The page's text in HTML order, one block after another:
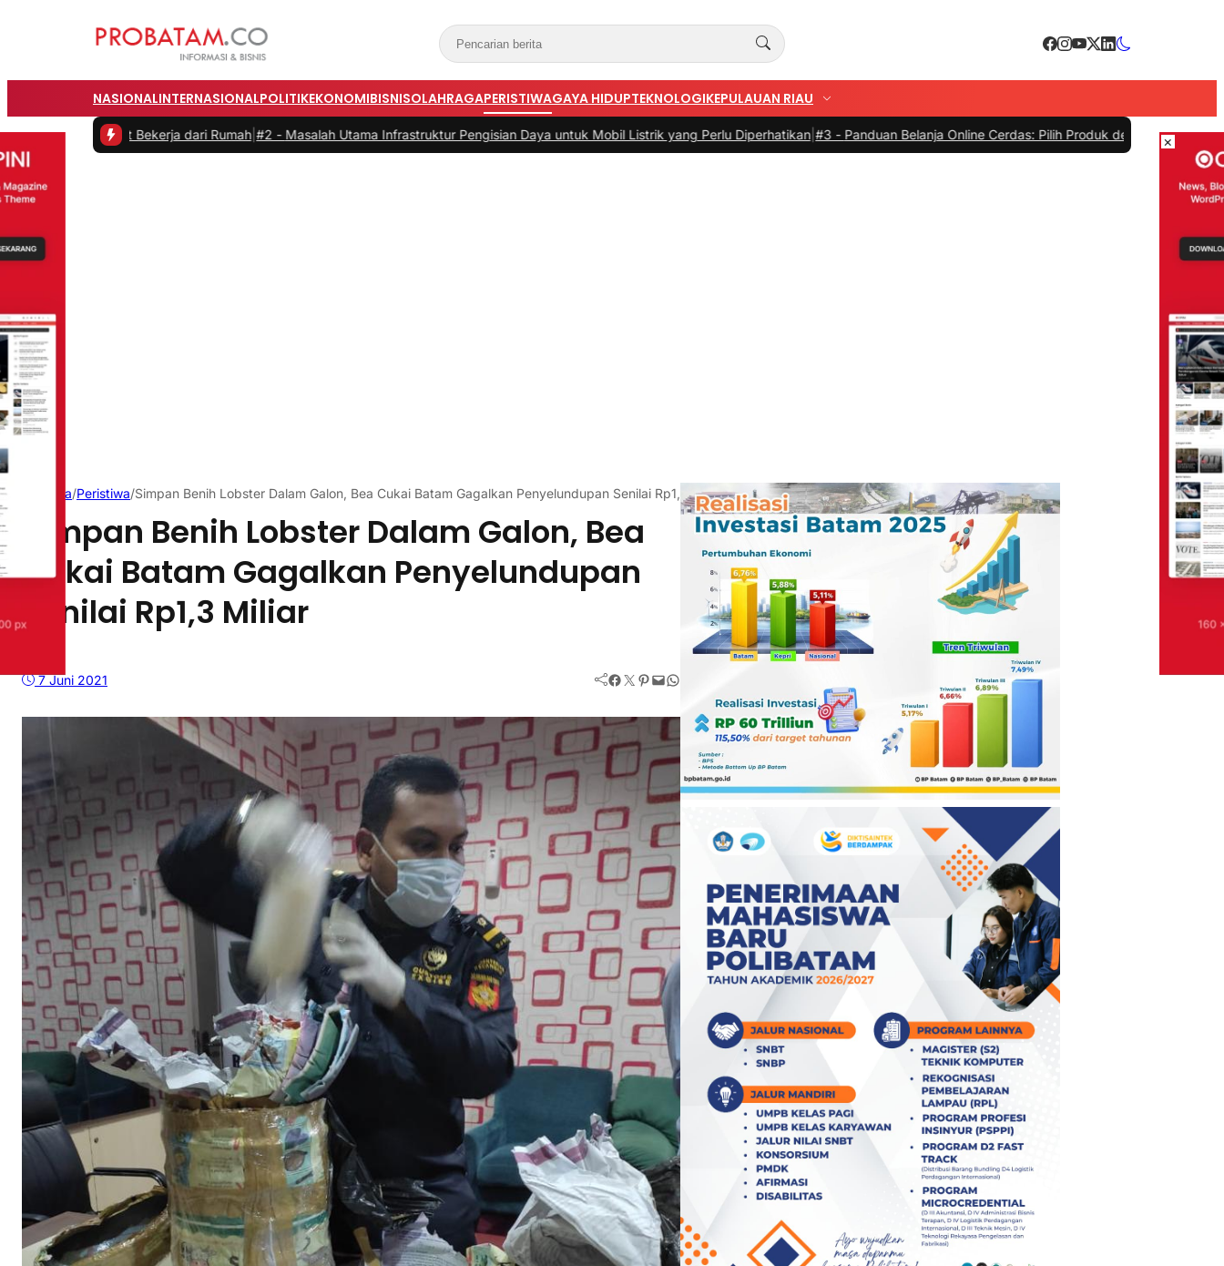
NASIONALINTERNASIONALPOLITIKEKONOMIBISNISOLAHRAGAPERISTIWAGAYA HIDUPTEKNOLOGIKEPULAUAN RIAU
dari Rumah | #2 -Masalah Utama Infrastruktur Pengisian Daya untuk Mobil Listrik yang Perlu Diperhatikan|#3 -Panduan Belanja Online Cerdas: Pilih Produk dengan Bijak dan Hindari Penipuan|#4 -
Beranda/Peristiwa/Simpan Benih Lobster Dalam Galon, Bea Cukai Batam Gagalkan Penyelundupan Senilai Rp1,3 Miliar
Simpan Benih Lobster Dalam Galon, Bea
Cukai Batam Gagalkan Penyelundupan
Senilai Rp1,3 Miliar
7 Juni 2021 Facebook Twitter Pinterest Mail WhatsApp
×